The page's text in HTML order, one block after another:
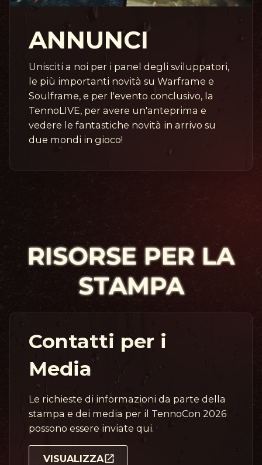
ANNUNCI
Unisciti a noi per i panel degli sviluppatori,
le più importanti novità su Warframe e
Soulframe, e per l'evento conclusivo, la
TennoLIVE, per avere un'anteprima e
vedere le fantastiche novità in arrivo su
due mondi in gioco!
RISORSE PER LA
STAMPA
Contatti per i
Media
Le richieste di informazioni da parte della
stampa e dei media per il TennoCon 2026
possono essere inviate qui.
VISUALIZZA